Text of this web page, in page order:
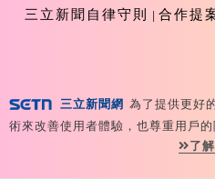
三立新聞自律守則
合作提
Copyright ©2026 Sanlih
Reserved 版權所有 盜用必究
號 02-
三立新聞網 為了提供更好
術來改善使用者體驗，也尊重用戶的
了